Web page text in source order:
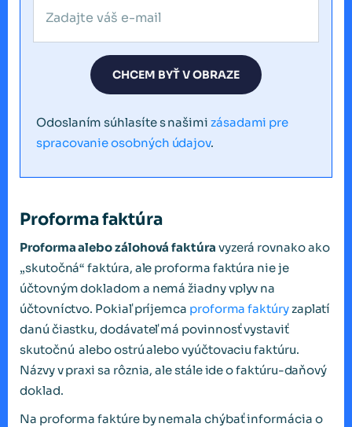
CHCEM BYŤ V OBRAZE
Odoslaním súhlasíte s našimi zásadami pre
spracovanie osobných údajov.
Proforma faktúra
Proforma alebozálohová faktúra vyzerá rovnako ako
„skutočná“ faktúra, ale proforma faktúra nie je
účtovným dokladom a nemá žiadny vplyv na
účtovníctvo. Pokiaľ príjemca proforma faktúryzaplatí
danú čiastku, dodávateľ má povinnosť vystaviť
skutočnú alebo ostrú alebo vyúčtovaciu faktúru.
Názvy v praxi sa rôznia, ale stále ide o faktúru-daňový
doklad.
Na proforma faktúre by nemala chýbať informácia o